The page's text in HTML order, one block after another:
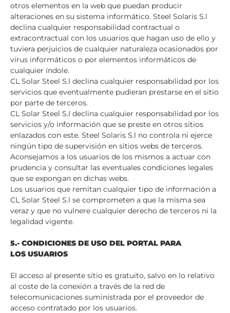
otros elementos en la web que puedan producir
alteraciones en su sistema informático. Steel Solaris S.l
declina cualquier responsabilidad contractual o
extracontractual con los usuarios que hagan uso de ello y
tuviera perjuicios de cualquier naturaleza ocasionados por
virus informáticos o por elementos informáticos de
cualquier índole.
CL Solar Steel S.l declina cualquier responsabilidad por los
servicios que eventualmente pudieran prestarse en el sitio
por parte de terceros.
CL Solar Steel S.l declina cualquier responsabilidad por los
servicios y/o información que se preste en otros sitios
enlazados con este. Steel Solaris S.l no controla ni ejerce
ningún tipo de supervisión en sitios webs de terceros.
Aconsejamos a los usuarios de los mismos a actuar con
prudencia y consultar las eventuales condiciones legales
que se expongan en dichas webs.
Los usuarios que remitan cualquier tipo de información a
CL Solar Steel S.l se comprometen a que la misma sea
veraz y que no vulnere cualquier derecho de terceros ni la
legalidad vigente.
5.- CONDICIONES DE USO DEL PORTAL PARA
LOS USUARIOS
El acceso al presente sitio es gratuito, salvo en lo relativo
al coste de la conexión a través de la red de
telecomunicaciones suministrada por el proveedor de
acceso contratado por los usuarios.